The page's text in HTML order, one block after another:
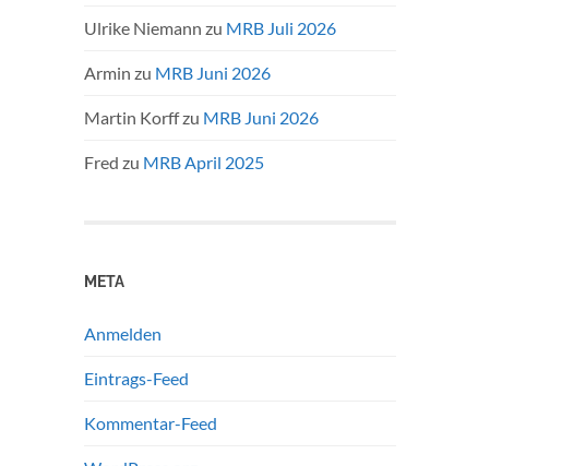
Ulrike Niemann zu MRB Juli 2026
Armin zu MRB Juni 2026
Martin Korffzu MRB Juni 2026
Fred zu MRB April 2025
META
Anmelden
Eintrags-Feed
Kommentar-Feed